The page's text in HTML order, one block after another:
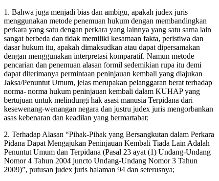
1. Bahwa juga menjadi bias dan ambigu, apakah judex juris
menggunakan metode penemuan hukum dengan membandingkan
perkara yang satu dengan perkara yang lainnya yang satu sama lain
sangat berbeda dan tidak memiliki kesamaan fakta, peristiwa dan
dasar hukum itu, apakah dimaksudkan atau dapat dipersamakan
dengan menggunakan interpretasi komparatif. Namun metode
pencarian dan penemuan alasan formil sedemikian rupa itu demi
dapat diterimanya permintaan peninjauan kembali yang diajukan
Jaksa/Penuntut Umum, jelas merupakan pelanggaran berat terhadap
norma- norma hukum peninjauan kembali dalam KUHAP yang
bertujuan untuk melindungi hak asasi manusia Terpidana dari
kesewenang-wenangan negara dan justru judex juris mengorbankan
asas kebenaran dan keadilan yang bermartabat;
2. Terhadap Alasan “Pihak-Pihak yang Bersangkutan dalam Perkara
Pidana Dapat Mengajukan Peninjauan Kembali Tiada Lain Adalah
Penuntut Umum dan Terpidana (Pasal 23 ayat (1) Undang-Undang
Nomor 4 Tahun 2004 juncto Undang-Undang Nomor 3 Tahun
2009)”, putusan judex juris halaman 94 dan seterusnya;